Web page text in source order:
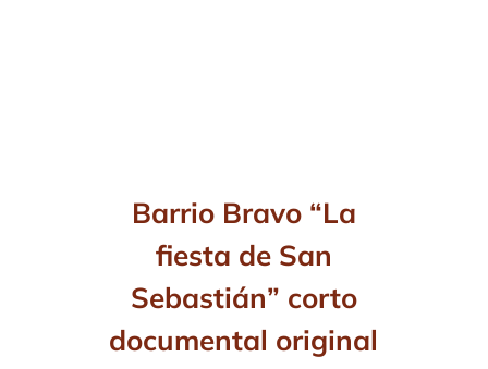
Barrio Bravo “La
fiesta de San
Sebastián” corto
documental original